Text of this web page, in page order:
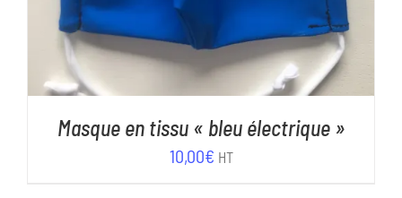
Masque en tissu « bleu électrique »
10,00€ HT